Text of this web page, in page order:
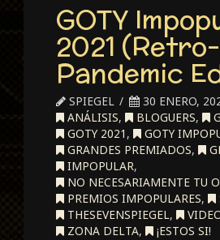
GOTY
2021 (Retro-
Pandemic
SPIEGEL
30 ENERO,
ANÁLISIS, BLOGUERS,
GOTY 2021 , GOTY
GRANDES PREMIADOS,
IMPOPULAR,
NO NECESARIAMENTE TU
PREMIOS IMPOPULARES,
THESEVENSPIEGEL,
ZONA DELTA, ¡ESTOS SI!